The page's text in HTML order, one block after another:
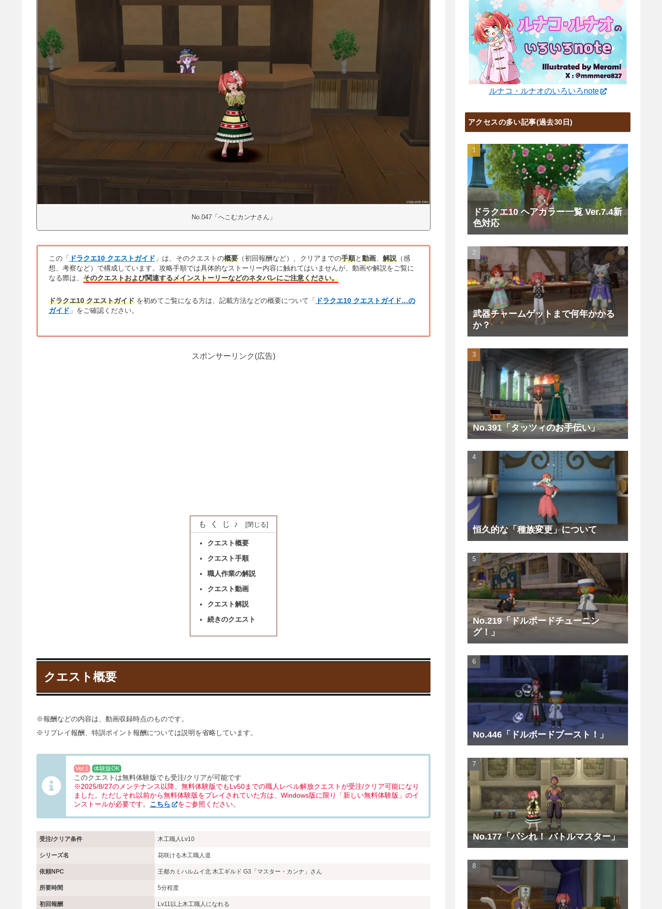
No.047「へこむカンナさん」
この「 ドラクエ10 クエストガイド 」は、そのクエストの概要（初回報酬など）、クリアまでの手順と動画、 解説（感
想、考察など）で構成しています。攻略手順では具体的なストーリー内容に触れてはいませんが、動画や解説をご覧に
なる際は、 そのクエストおよび関連するメインストーリーなどのネタバレにご注意ください。
ドラクエ10 クエストガイドを初めてご覧になる方は、記載方法などの概要について「 ドラクエ10 クエストガイド…の
ガイド 」をご確認ください。
スポンサーリンク(広告)
もくじ♪
クエスト概要
クエスト手順
職人作業の解説
クエスト動画
クエスト解説
続きのクエスト
クエスト概要
※報酬などの内容は、動画収録時点のものです。
※リプレイ報酬、特訓ポイント報酬については説明を省略しています。
Ver.1 体験版OK
このクエストは無料体験版でも受注/クリアが可能です
※2025/8/27のメンテナンス以降、無料体験版でもLv50までの職人レベル解放クエストが受注/クリア可能になり
ました。ただしそれ以前から無料体験版をプレイされていた方は、Windows版に限り「新しい無料体験版」のイ
ンストールが必要です。 こちら をご参照ください。
受注/クリア条件 木工職人Lv10
シリーズ名 花咲ける木工職人道
依頼NPC 王都カミハルムイ北 木工ギルド G3「マスター・カンナ」さん
所要時間 5分程度
初回報酬 Lv11以上木工職人になれる
ルナコ・ルナオのいろいろnote
アクセスの多い記事(過去30日)
ドラクエ10 ヘアカラー一覧 Ver.7.4新
色対応
武器チャームゲットまで何年かかる
か？
No.391「タッツィのお手伝い」
恒久的な「種族変更」について
No.219「ドルボードチューニン
グ！」
No.446「ドルボードブースト！」
No.177「パシれ！ バトルマスター」